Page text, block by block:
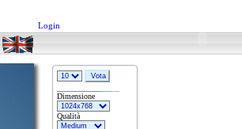
Login
Dimensione
Qualità